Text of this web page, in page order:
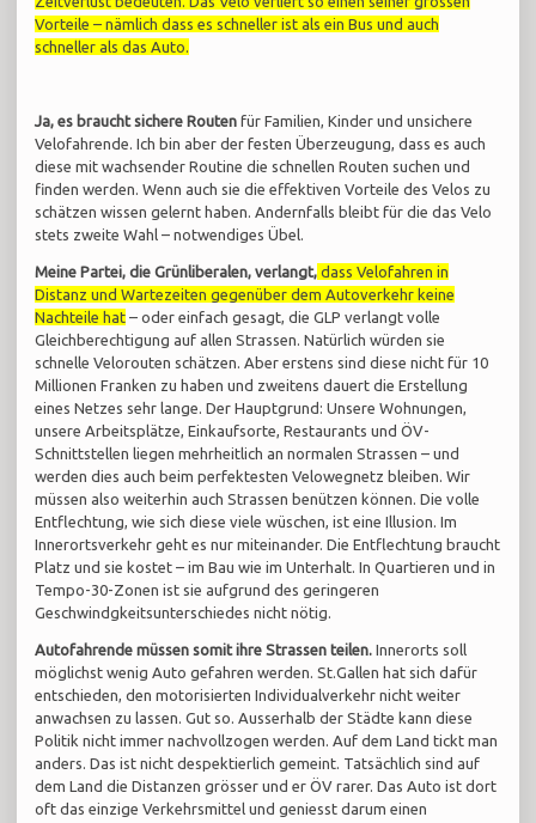
Vorteile – nämlich dass es schneller ist als ein Bus und auch
schneller als das Auto.
Ja, es braucht sichere Routen für Familien, Kinder und unsichere
Velofahrende. Ich bin aber der festen Überzeugung, dass es auch
diese mit wachsender Routine die schnellen Routen suchen und
finden werden. Wenn auch sie die effektiven Vorteile des Velos zu
schätzen wissen gelernt haben. Andernfalls bleibt für die das Velo
stets zweite Wahl – notwendiges Übel.
Meine Partei, die Grünliberalen, verlangt, dass Velofahren in
Distanz und Wartezeiten gegenüber dem Autoverkehr keine
Nachteile hat – oder einfach gesagt, die GLP verlangt volle
Gleichberechtigung auf allen Strassen. Natürlich würden sie
schnelle Velorouten schätzen. Aber erstens sind diese nicht für 10
Millionen Franken zu haben und zweitens dauert die Erstellung
eines Netzes sehr lange. Der Hauptgrund: Unsere Wohnungen,
unsere Arbeitsplätze, Einkaufsorte, Restaurants und ÖV-
Schnittstellen liegen mehrheitlich an normalen Strassen – und
werden dies auch beim perfektesten Velowegnetz bleiben. Wir
müssen also weiterhin auch Strassen benützen können. Die volle
Entflechtung, wie sich diese viele wüschen, ist eine Illusion. Im
Innerortsverkehr geht es nur miteinander. Die Entflechtung braucht
Platz und sie kostet – im Bau wie im Unterhalt. In Quartieren und in
Tempo-30-Zonen ist sie aufgrund des geringeren
Geschwindgkeitsunterschiedes nicht nötig.
Autofahrende müssen somit ihre Strassen teilen. Innerorts soll
möglichst wenig Auto gefahren werden. St.Gallen hat sich dafür
entschieden, den motorisierten Individualverkehr nicht weiter
anwachsen zu lassen. Gut so. Ausserhalb der Städte kann diese
Politik nicht immer nachvollzogen werden. Auf dem Land tickt man
anders. Das ist nicht despektierlich gemeint. Tatsächlich sind auf
dem Land die Distanzen grösser und er ÖV rarer. Das Auto ist dort
oft das einzige Verkehrsmittel und geniesst darum einen